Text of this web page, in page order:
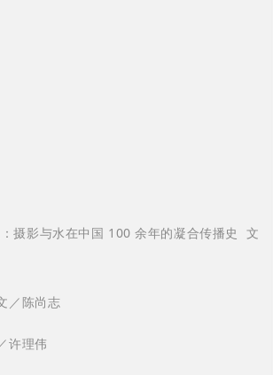
摄影与水在中国 100 余年的凝合传播史 文
／陈尚志
许理伟